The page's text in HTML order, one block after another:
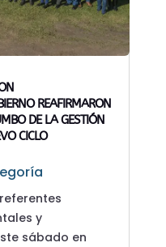
REAFIRMARON
DE LA GESTIÓN
CICLO
y
sábado en